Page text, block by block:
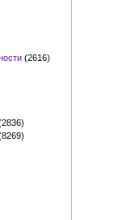
(2616)